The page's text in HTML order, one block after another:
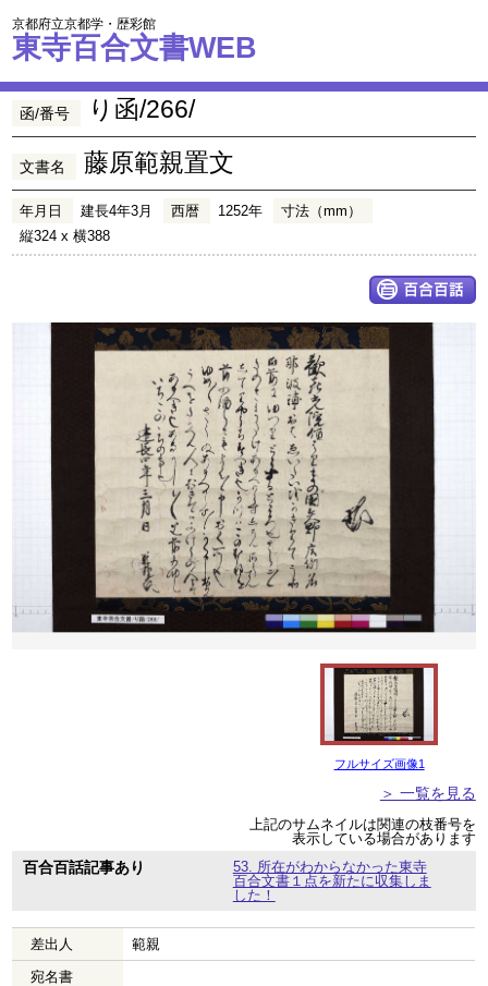
京都府立京都学・歴彩館
東寺百合文書WEB
函/番号 り函/266/
文書名 藤原範親置文
年月日 建長4年3月 西暦 1252年
寸法（mm）
縦324 x 横388
フルサイズ画像1
＞ 一覧を見る
上記のサムネイルは関連の枝番号を
表示している場合があります
百合百話記事あり
53. 所在がわからなかった東寺
百合文書１点を新たに収集しま
した！
差出人
範親
宛名書